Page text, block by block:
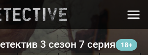
3 сезон 7 серия